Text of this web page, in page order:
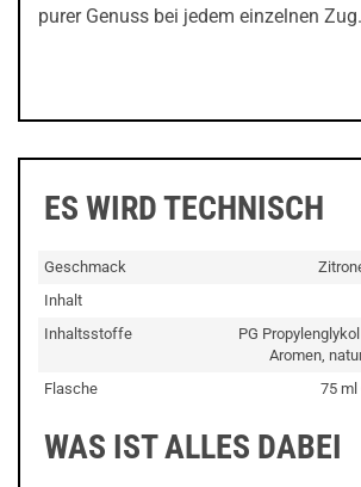
purer Genuss bei jedem einzelnen Zug.
ES WIRD TECHNISCH
Geschmack
Inhalt
Inhaltsstoffe
PG
Aromen,
Flasche
75 ml
WAS IST ALLES DABEI